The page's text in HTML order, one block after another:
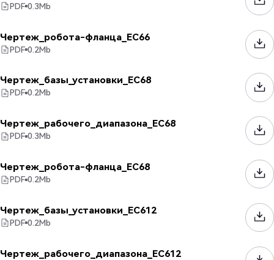
PDF 0.3Mb
Чертеж_робота-фланца_EC66
PDF 0.2Mb
Чертеж_базы_установки_EC68
PDF 0.2Mb
Чертеж_рабочего_диапазона_EC68
PDF 0.3Mb
Чертеж_робота-фланца_EC68
PDF 0.2Mb
Чертеж_базы_установки_EC612
PDF 0.2Mb
Чертеж_рабочего_диапазона_EC612